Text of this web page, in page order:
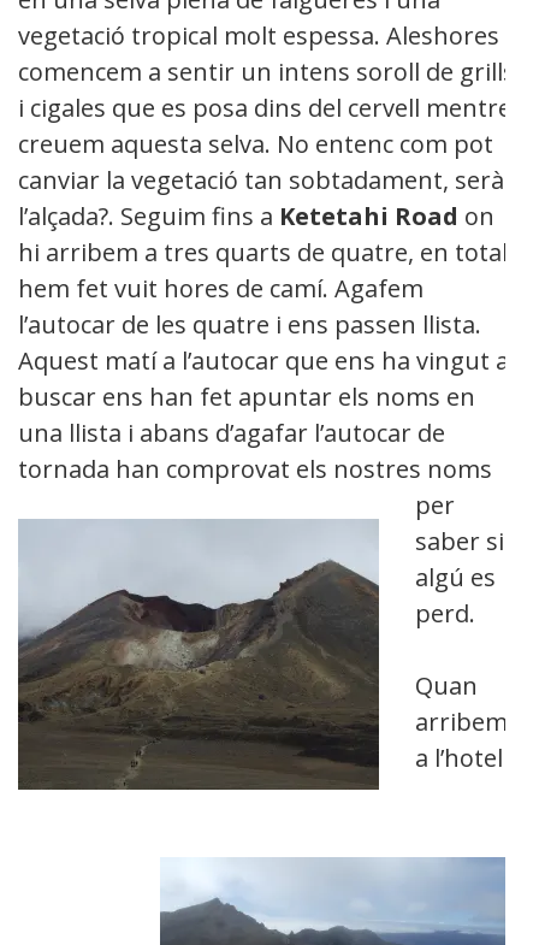
vegetació tropical molt espessa. Aleshores
comencem a sentir un intens soroll de grills
i cigales que es posa dins del cervell mentre
creuem aquesta selva. No entenc com pot
canviar la vegetació tan sobtadament, serà
l’alçada?. Seguim fins a Ketetahi Road on
hi arribem a tres quarts de quatre, en total
hem fet vuit hores de camí. Agafem
l’autocar de les quatre i ens passen llista.
Aquest matí a l’autocar que ens ha vingut a
buscar ens han fet apuntar els noms en
una llista i abans d’agafar l’autocar de
tornada han comprovat els nostres noms
per
saber si
algú es
perd.
Quan
arribem
a l’hotel